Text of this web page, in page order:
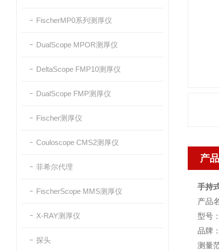
FischerMP0系列测厚仪
DualScope MPOR测厚仪
DeltaScope FMP10测厚仪
DualScope FMP测厚仪
Fischer测厚仪
Couloscope CMS2测厚仪
菲希尔代理
FischerScope MMS测厚仪
X-RAY测厚仪
探头
产
手持
产品
型号
品牌
测量